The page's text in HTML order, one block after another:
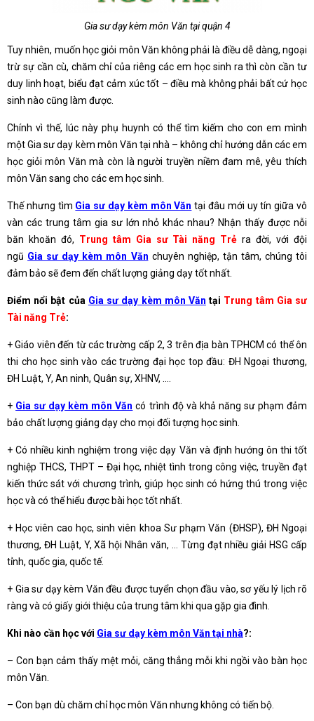
Gia sư dạy kèm môn Văn tại quận 4
Tuy nhiên, muốn học giỏi môn Văn không phải là điều dễ dàng, ngoại
trừ sự cần cù, chăm chỉ của riêng các em học sinh ra thì còn cần tư
duy linh hoạt, biểu đạt cảm xúc tốt – điều mà không phải bất cứ học
sinh nào cũng làm được.
Chính vì thế, lúc này phụ huynh có thể tìm kiếm cho con em mình
một Gia sư dạy kèm môn Văn tại nhà – không chỉ hướng dẫn các em
học giỏi môn Văn mà còn là người truyền niềm đam mê, yêu thích
môn Văn sang cho các em học sinh.
Thế nhưng tìm Gia sư dạy kèm môn Văn tại đâu mới uy tín giữa vô
vàn các trung tâm gia sư lớn nhỏ khác nhau? Nhận thấy được nỗi
băn khoăn đó, Trung tâm Gia sư Tài năng Trẻ ra đời, với đội
ngũ Gia sư dạy kèm môn Văn chuyên nghiệp, tận tâm, chúng tôi
đảm bảo sẽ đem đến chất lượng giảng dạy tốt nhất.
Điểm nổi bật của Gia sư dạy kèm môn Văn tại Trung tâm Gia sư
Tài năng Trẻ:
+ Giáo viên đến từ các trường cấp 2, 3 trên địa bàn TPHCM có thể ôn
thi cho học sinh vào các trường đại học top đầu: ĐH Ngoại thương,
ĐH Luật, Y, An ninh, Quân sự, XHNV, ….
+ Gia sư dạy kèm môn Văn có trình độ và khả năng sư phạm đảm
bảo chất lượng giảng dạy cho mọi đối tượng học sinh.
+ Có nhiều kinh nghiệm trong việc dạy Văn và định hướng ôn thi tốt
nghiệp THCS, THPT – Đại học, nhiệt tình trong công việc, truyền đạt
kiến thức sát với chương trình, giúp học sinh có hứng thú trong việc
học và có thể hiểu được bài học tốt nhất.
+ Học viên cao học, sinh viên khoa Sư phạm Văn (ĐHSP), ĐH Ngoại
thương, ĐH Luật, Y, Xã hội Nhân văn, … Từng đạt nhiều giải HSG cấp
tỉnh, quốc gia, quốc tế.
+ Gia sư dạy kèm Văn đều được tuyển chọn đầu vào, sơ yếu lý lịch rõ
ràng và có giấy giới thiệu của trung tâm khi qua gặp gia đình.
Khi nào cần học với Gia sư dạy kèm môn Văn tại nhà?:
– Con bạn cảm thấy mệt mỏi, căng thẳng mỗi khi ngồi vào bàn học
môn Văn.
– Con bạn dù chăm chỉ học môn Văn nhưng không có tiến bộ.